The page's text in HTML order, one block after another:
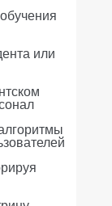
или